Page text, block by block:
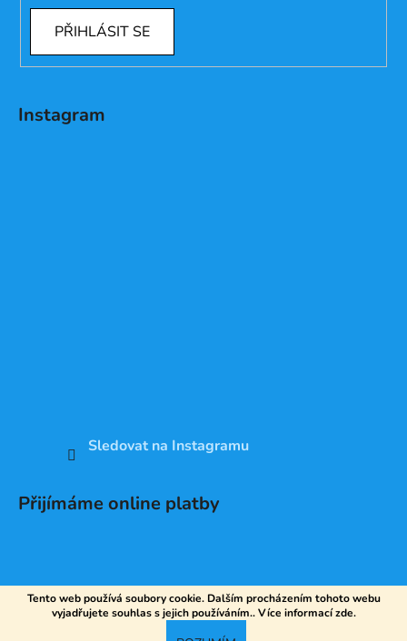
Tento web používá soubory cookie. Dalším procházením tohoto webu
vyjadřujete souhlas s jejich používáním.. Více informacízde.
PŘIHLÁSIT SE
Instagram
Sledovat na Instagramu
Přijímáme online platby
Vytvořil Shoptet